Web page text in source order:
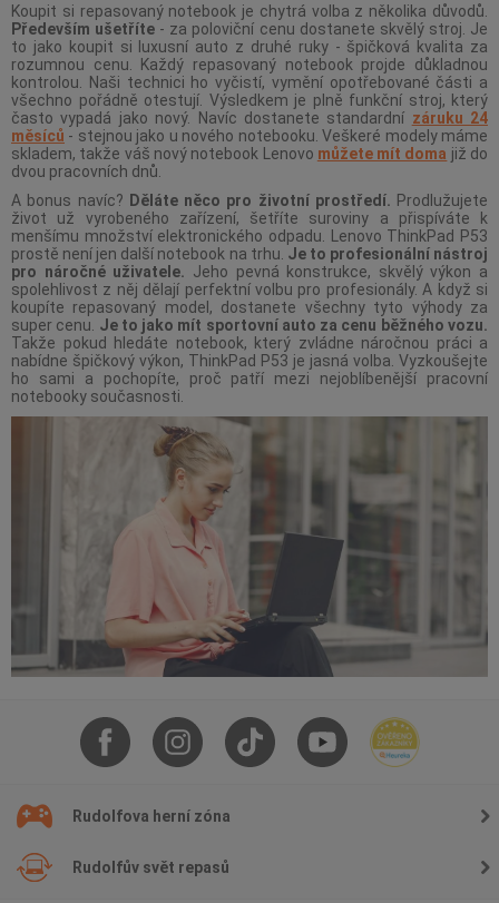
Koupit si repasovaný notebook je chytrá volba z několika důvodů.
Především ušetříte - za poloviční cenu dostanete skvělý stroj. Je
to jako koupit si luxusní auto z druhé ruky - špičková kvalita za
rozumnou cenu. Každý repasovaný notebook projde důkladnou
kontrolou. Naši technici ho vyčistí, vymění opotřebované části a
všechno pořádně otestují. Výsledkem je plně funkční stroj, který
často vypadá jako nový. Navíc dostanete standardní záruku 24
měsíců - stejnou jako u nového notebooku. Veškeré modely máme
skladem, takže váš nový notebook Lenovo můžete mít doma již do
dvou pracovních dnů.
A bonus navíc? Děláte něco pro životní prostředí. Prodlužujete
život už vyrobeného zařízení, šetříte suroviny a přispíváte k
menšímu množství elektronického odpadu. Lenovo ThinkPad P53
prostě není jen další notebook na trhu. Je to profesionální nástroj
pro náročné uživatele. Jeho pevná konstrukce, skvělý výkon a
spolehlivost z něj dělají perfektní volbu pro profesionály. A když si
koupíte repasovaný model, dostanete všechny tyto výhody za
super cenu. Je to jako mít sportovní auto za cenu běžného vozu.
Takže pokud hledáte notebook, který zvládne náročnou práci a
nabídne špičkový výkon, ThinkPad P53 je jasná volba. Vyzkoušejte
ho sami a pochopíte, proč patří mezi nejoblíbenější pracovní
notebooky současnosti.
Rudolfova herní zóna
Rudolfův svět repasů